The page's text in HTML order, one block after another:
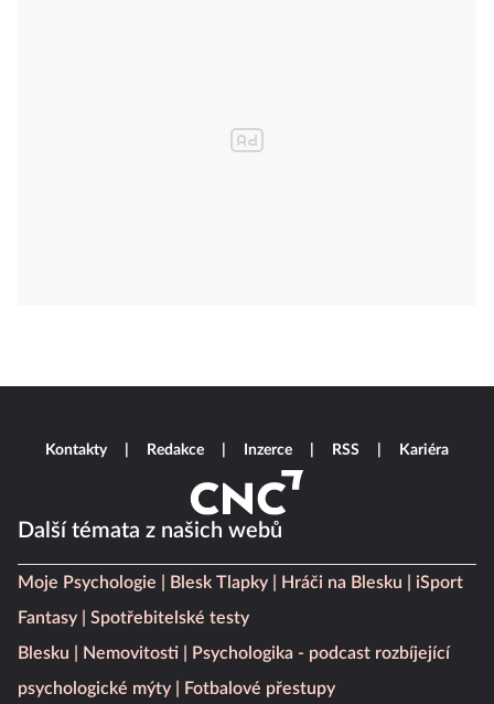
Další témata z našich webů
Moje Psychologie Blesk Tlapky Hráči na Blesku
iSport
Fantasy
Spotřebitelské testy
Blesku
Nemovitosti
Psychologika - podcast rozbíjející
psychologické mýty
Fotbalové přestupy
Kontakty Redakce Inzerce RSS Kariéra